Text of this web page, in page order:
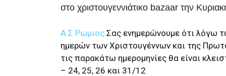
στο χριστουγεννιάτικο bazaar την
Α.Σ Ρωμιος Σας ενημερώνουμε ότι λόγω
ημερών των Χριστουγέννων και της
τις παρακάτω ημερομηνίες θα είναι
– 24, 25, 26 και 31/12